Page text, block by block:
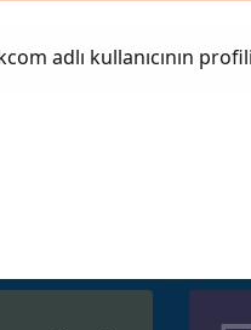
adlı kullanıcının